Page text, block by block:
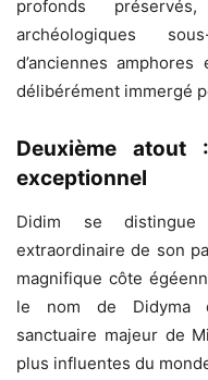
profonds
archéologiques
d’anciennes
délibérément immergé
Deuxième atout
exceptionnel
Didim se
extraordinaire de son
magnifique côte
le nom de Didyma
sanctuaire majeur de
plus influentes du